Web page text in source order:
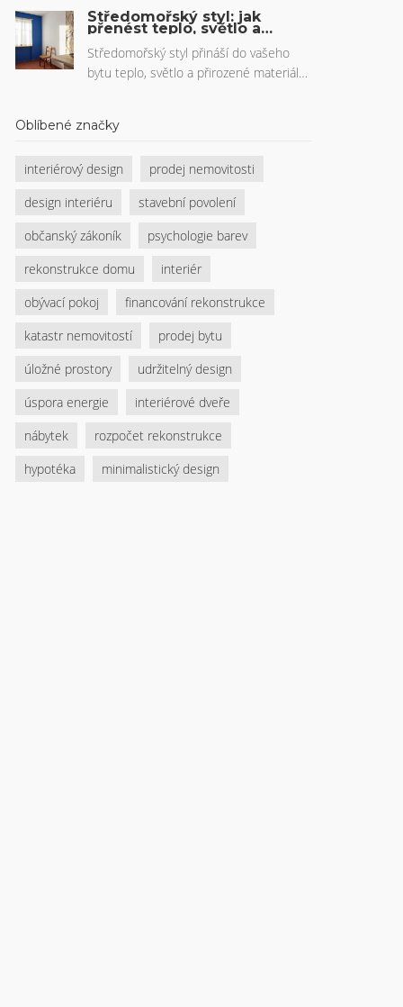
začít investovat už od 500 Kč pro
Středomořský styl: jak
přenést teplo, světlo a
kamenné akcenty do
vašeho bytu
Středomořský styl přináší do vašeho
bytu teplo, světlo a přirozené materiály
aplikovat i v malém bytě, jaké barvy volit
Oblíbené značky
interiérový design
prodej nemovitosti
design interiéru
stavební povolení
občanský zákoník
psychologie barev
rekonstrukce domu
interiér
obývací pokoj
financování rekonstrukce
katastr nemovitostí
prodej bytu
úložné prostory
udržitelný design
úspora energie
interiérové dveře
nábytek
rozpočet rekonstrukce
hypotéka
minimalistický design